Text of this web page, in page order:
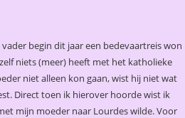
begin dit jaar een bedevaartreis won
niets (meer) heeft met het katholieke
niet alleen kon gaan, wist hij niet wat
Direct toen ik hierover hoorde wist ik
mijn moeder naar Lourdes wilde. Voor